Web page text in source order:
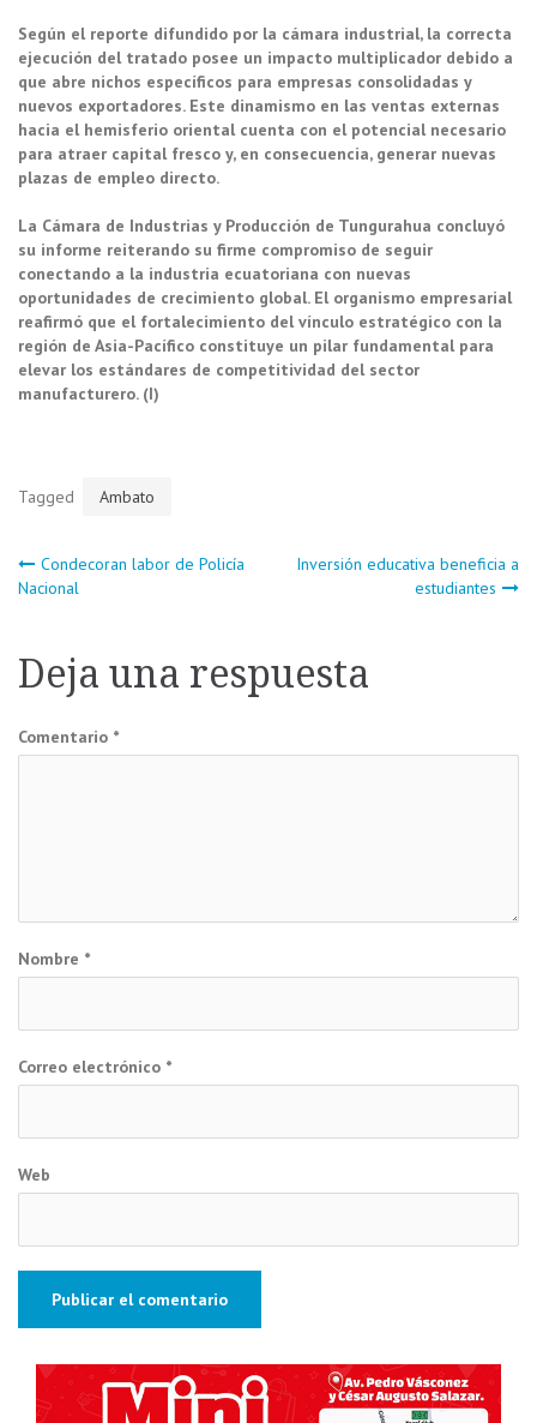
Según el reporte difundido por la cámara industrial, la correcta
ejecución del tratado posee un impacto multiplicador debido a
que abre nichos específicos para empresas consolidadas y
nuevos exportadores. Este dinamismo en las ventas externas
hacia el hemisferio oriental cuenta con el potencial necesario
para atraer capital fresco y, en consecuencia, generar nuevas
plazas de empleo directo.
La Cámara de Industrias y Producción de Tungurahua concluyó
su informe reiterando su firme compromiso de seguir
conectando a la industria ecuatoriana con nuevas
oportunidades de crecimiento global. El organismo empresarial
reafirmó que el fortalecimiento del vínculo estratégico con la
región de Asia-Pacífico constituye un pilar fundamental para
elevar los estándares de competitividad del sector
manufacturero. (I)
Tagged Ambato
Navegación
entradas
Condecoran labor de Policía
Nacional
Inversión educativa beneficia a
estudiantes
Deja una respuesta
Comentario *
Nombre *
Correo electrónico *
Web